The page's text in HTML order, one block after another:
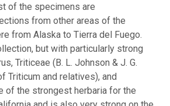
of the specimens are
from other areas of the
from Alaska to Tierra del Fuego.
but with particularly strong
Triticeae (B. L. Johnson & J. G.
Triticum and relatives), and
of the strongest herbaria for the